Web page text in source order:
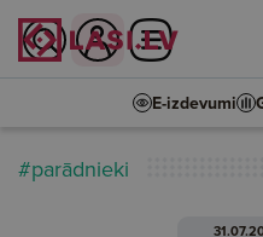
E-izdevumi
#parādnieki